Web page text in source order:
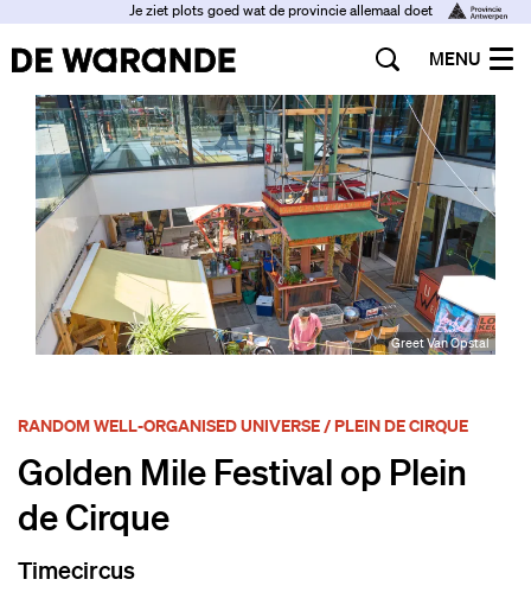
Je ziet plots goed wat de provincie allemaal doet
MENU
Greet Van Opstal
Golden Mile Festival op Plein
de Cirque
Timecircus
RANDOM WELL-ORGANISED UNIVERSE / PLEIN DE CIRQUE